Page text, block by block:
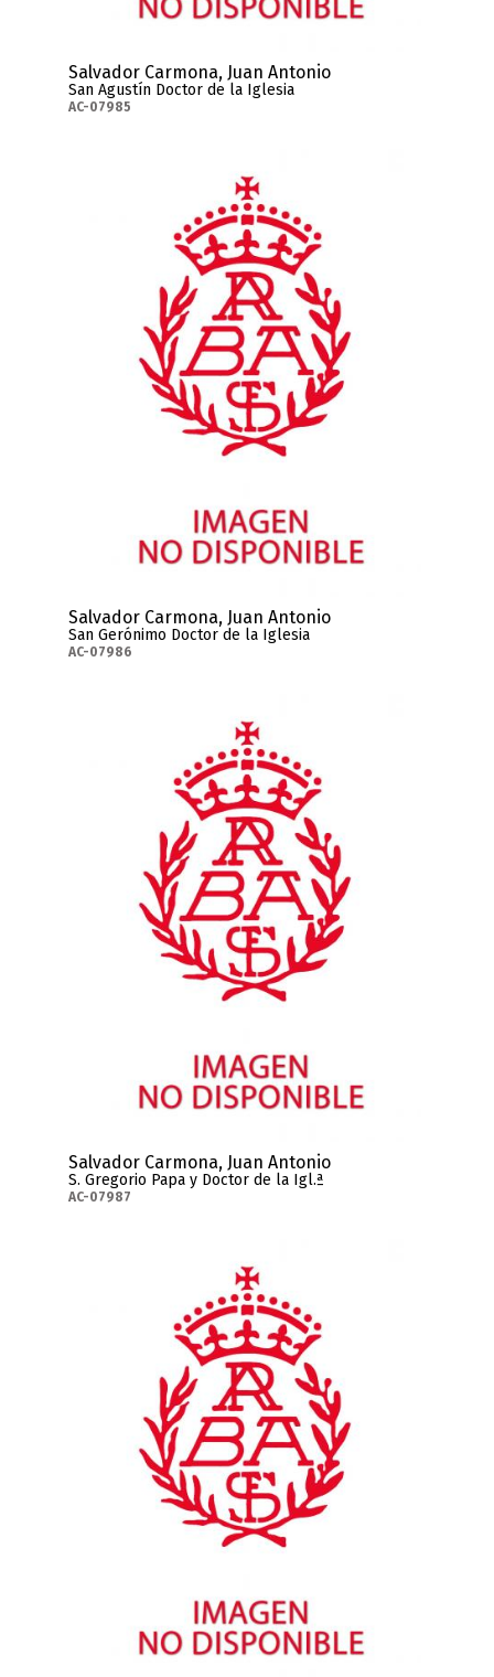
Salvador Carmona, Juan Antonio
San Agustín Doctor de la Iglesia
AC-07985
Salvador Carmona, Juan Antonio
San Gerónimo Doctor de la Iglesia
AC-07986
Salvador Carmona, Juan Antonio
S. Gregorio Papa y Doctor de la Igl.ª
AC-07987